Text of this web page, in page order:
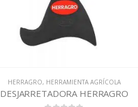
HERRAGRO, HERRAMIENTA AGRÍCOLA
DESJARRETADORA HERRAGRO